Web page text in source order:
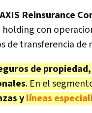
AXIS Reinsurance
con
de transferencia de
de
. En el
ylíneas